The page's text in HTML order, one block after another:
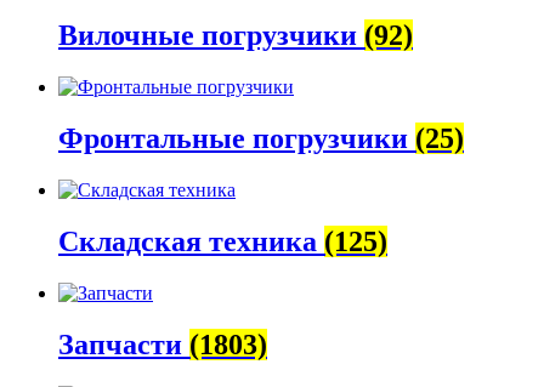
Вилочные погрузчики (92)
Фронтальные погрузчики (25)
Складская техника (125)
Запчасти (1803)